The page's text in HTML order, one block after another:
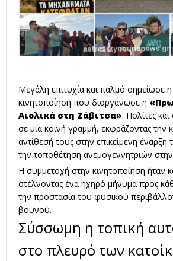
Μεγάλη επιτυχία και παλμό σημείωσε η
κινητοποίηση που διοργάνωσε η
Αιολικά στη Ζάβιτσα». Πολίτες
σε μια κοινή γραμμή, εκφράζοντας την
αντίθεσή τους στην επικείμενη έναρξη
την τοποθέτηση ανεμογεννητριών
Η συμμετοχή στην κινητοποίηση ήταν
στέλνοντας ένα ηχηρό μήνυμα προς
την προστασία του φυσικού
βουνού.
Σύσσωμη η τοπική
στο πλευρό των